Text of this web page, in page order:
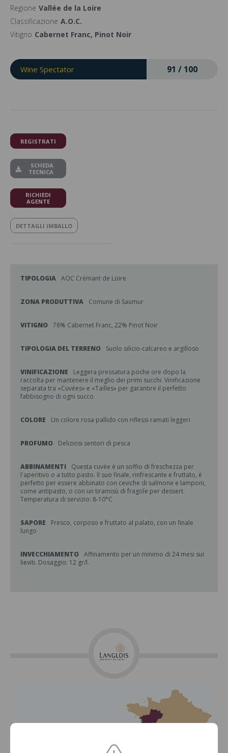
Regione Vallée de la Loire
Classificazione A.O.C.
Vitigno Cabernet Franc, Pinot Noir
Wine Spectator 91 / 100
REGISTRATI
SCHEDA
TECNICA
RICHIEDI
AGENTE
DETTAGLI IMBALLO
TIPOLOGIA AOC Crémant de Loire
ZONA PRODUTTIVA Comune di Saumur
VITIGNO 78% Cabernet Franc, 22% Pinot Noir
TIPOLOGIA DEL TERRENO Suolo silicio-calcareo e argilloso
VINIFICAZIONE
Leggera pressatura poche ore dopo la
raccolta per mantenere il meglio dei primi succhi. Vinificazione
separata tra «Cuvées» e «Tailles» per garantire il perfetto
fabbisogno di ogni succo.
COLORE Un colore rosa pallido con riflessi ramati leggeri
PROFUMO Deliziosi sentori di pesca
ABBINAMENTI
Questa cuvée è un soffio di freschezza per
l'aperitivo o a tutto pasto. Il suo finale, rinfrescante e fruttato, è
perfetto per essere abbinato con ceviche di salmone e lamponi,
come antipasto, o con un tiramisù di fragole per dessert.
Temperatura di servizio: 8-10°C
SAPORE
Fresco, corposo e fruttato al palato, con un finale
lungo
INVECCHIAMENTO Affinamento per un minimo di 24 mesi sui
lieviti. Dosaggio: 12 gr/l.